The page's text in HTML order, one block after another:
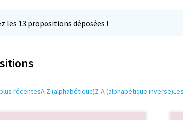
les 13 propositions déposées !
récentesA-Z (alphabétique)Z-A (alphabétique inverse)